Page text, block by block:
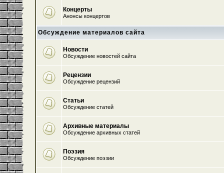
Концерты
Анонсы концертов
Обсуждение материалов сайта
Новости
Обсуждение новостей сайта
Рецензии
Обсуждение рецензий
Статьи
Обсуждение статей
Архивные материалы
Обсуждение архивных статей
Поэзия
Обсуждение поэзии